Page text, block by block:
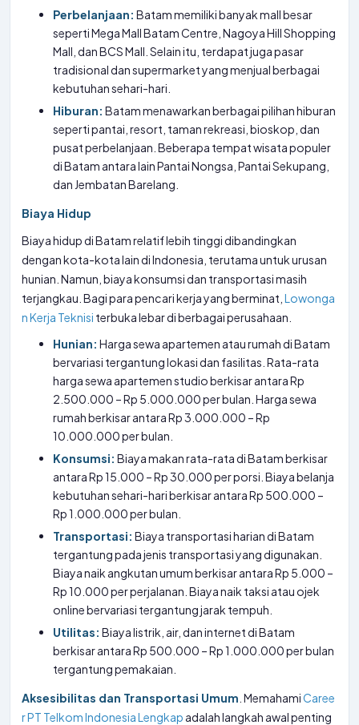
Perbelanjaan: Batam memiliki banyak mall besar
seperti Mega Mall Batam Centre, Nagoya Hill Shopping
Mall, dan BCS Mall. Selain itu, terdapat juga pasar
tradisional dan supermarket yang menjual berbagai
kebutuhan sehari-hari.
Hiburan: Batam menawarkan berbagai pilihan hiburan
seperti pantai, resort, taman rekreasi, bioskop, dan
pusat perbelanjaan. Beberapa tempat wisata populer
di Batam antara lain Pantai Nongsa, Pantai Sekupang,
dan Jembatan Barelang.
Biaya Hidup
Biaya hidup di Batam relatif lebih tinggi dibandingkan
dengan kota-kota lain di Indonesia, terutama untuk urusan
hunian. Namun, biaya konsumsi dan transportasi masih
terjangkau. Bagi para pencari kerja yang berminat, Lowonga
n Kerja Teknisi terbuka lebar di berbagai perusahaan.
Hunian: Harga sewa apartemen atau rumah di Batam
bervariasi tergantung lokasi dan fasilitas. Rata-rata
harga sewa apartemen studio berkisar antara Rp
2.500.000 – Rp 5.000.000 per bulan. Harga sewa
rumah berkisar antara Rp 3.000.000 – Rp
10.000.000 per bulan.
Konsumsi: Biaya makan rata-rata di Batam berkisar
antara Rp 15.000 – Rp 30.000 per porsi. Biaya belanja
kebutuhan sehari-hari berkisar antara Rp 500.000 –
Rp 1.000.000 per bulan.
Transportasi: Biaya transportasi harian di Batam
tergantung pada jenis transportasi yang digunakan.
Biaya naik angkutan umum berkisar antara Rp 5.000 –
Rp 10.000 per perjalanan. Biaya naik taksi atau ojek
online bervariasi tergantung jarak tempuh.
Utilitas: Biaya listrik, air, dan internet di Batam
berkisar antara Rp 500.000 – Rp 1.000.000 per bulan
tergantung pemakaian.
Aksesibilitas dan Transportasi Umum . MemahamiCaree
r PT Telkom Indonesia Lengkap adalah langkah awal penting